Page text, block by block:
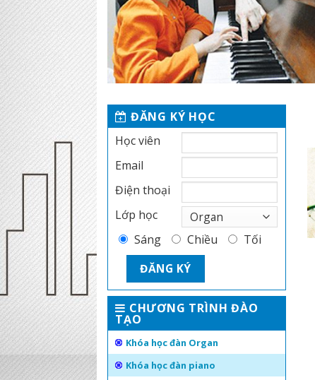
ĐĂNG KÝ HỌC
Học viên
Email
Điện thoại
Lớp học
Sáng
Chiều Tối
CHƯƠNG TRÌNH ĐÀO
TẠO
Khóa học đàn Organ
Khóa học đàn piano